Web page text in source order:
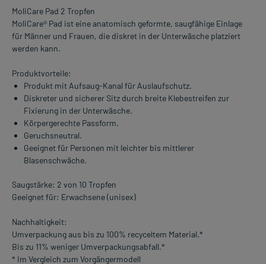
MoliCare Pad 2 Tropfen
MoliCare® Pad ist eine anatomisch geformte, saugfähige Einlage
für Männer und Frauen, die diskret in der Unterwäsche platziert
werden kann.
Produktvorteile:
Produkt mit Aufsaug-Kanal für Auslaufschutz.
Diskreter und sicherer Sitz durch breite Klebestreifen zur
Fixierung in der Unterwäsche.
Körpergerechte Passform.
Geruchsneutral.
Geeignet für Personen mit leichter bis mittlerer
Blasenschwäche.
Saugstärke: 2 von 10 Tropfen
Geeignet für: Erwachsene (unisex)
Nachhaltigkeit:
Umverpackung aus bis zu 100% recyceltem Material.*
Bis zu 11% weniger Umverpackungsabfall.*
* Im Vergleich zum Vorgängermodell